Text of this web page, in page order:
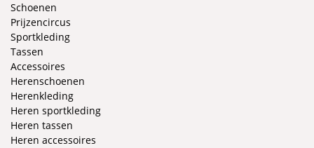
Schoenen
Prijzencircus
Sportkleding
Tassen
Accessoires
Herenschoenen
Herenkleding
Heren sportkleding
Heren tassen
Heren accessoires